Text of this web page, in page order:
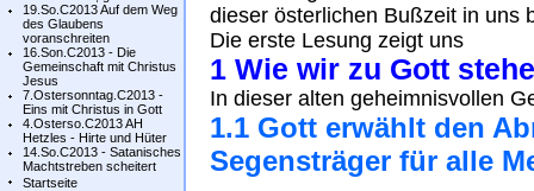
19.So.C2013 Auf dem Weg
des Glaubens
voranschreiten
16.Son.C2013 - Die
Gemeinschaft mit Christus
Jesus
7.Ostersonntag.C2013 -
Eins mit Christus in Gott
4.Osterso.C2013 AH
Hetzles - Hirte und Hüter
14.So.C2013 - Satanisches
Machtstreben scheitert
Startseite
dieser österlichen Bußzeit in uns
Die erste Lesung zeigt uns
1 Wie wir zu Gott
In dieser alten geheimnisvollen
1.1 Gott erwählt den
Segensträger für alle